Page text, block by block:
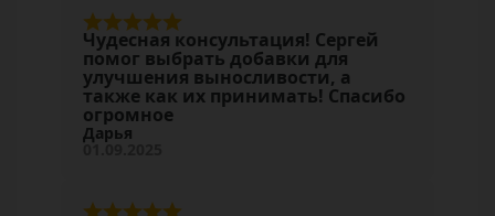
Чудесная консультация! Сергей
помог выбрать добавки для
улучшения выносливости, а
также как их принимать! Спасибо
огромное
Дарья
01.09.2025